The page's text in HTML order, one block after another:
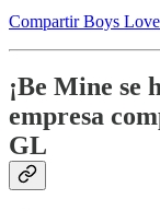
Compartir Boys
¡Be Mine se
empresa
GL